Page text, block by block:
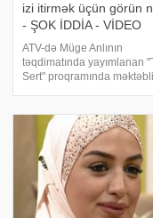
izi itirmək üçün görün
- ŞOK İDDİA - VİDEO
ATV-də Müge Anlının
təqdimatında yayımlanan
Sert" proqramında
Karadavutun bacısı
öldürüldüyü iddia edilib.
Çiğdem Çakıreri